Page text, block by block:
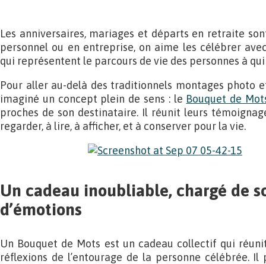
Les anniversaires, mariages et départs en retraite
personnel ou en entreprise, on aime les célébrer
qui représentent le parcours de vie des personnes à
Pour aller au-delà des traditionnels montages photo
imaginé un concept plein de sens : le Bouquet de
proches de son destinataire. Il réunit leurs
regarder, à lire, à afficher, et à conserver pour la vie.
Un cadeau inoubliable, chargé de
d’émotions
Un Bouquet de Mots est un cadeau collectif qui
réflexions de l’entourage de la personne célébrée.